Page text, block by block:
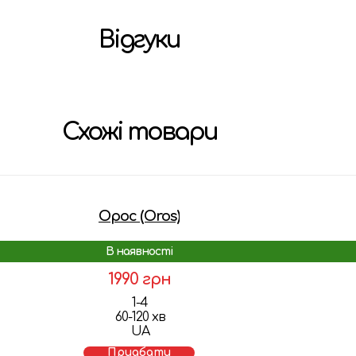
Відгуки
Схожі товари
Орос (Oros)
В наявності
1990 грн
1-4
60-120 хв
UA
Придбати